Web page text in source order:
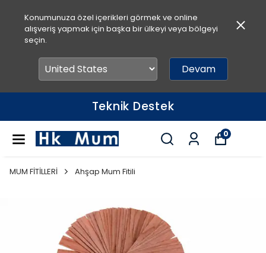
Konumunuza özel içerikleri görmek ve online
alışveriş yapmak için başka bir ülkeyi veya bölgeyi
seçin.
Devam
Teknik Destek
0
MUM FİTİLLERİ Ahşap Mum Fitili